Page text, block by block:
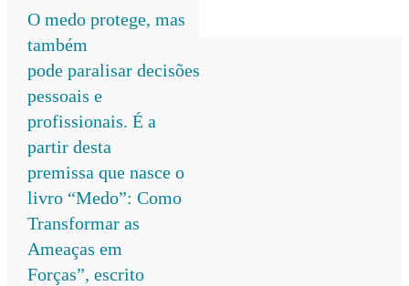
O medo protege, mas
também
pode paralisar decisões
pessoais e
profissionais. É a
partir desta
premissa que nasce o
livro “Medo”: Como
Transformar as
Ameaças em
Forças”, escrito